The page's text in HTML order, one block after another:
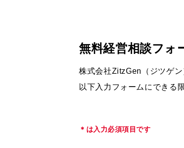
無料経営相談フォ
株式会社ZitzGen（ジツゲ
以下入力フォームにできる
＊は入力必須項目です